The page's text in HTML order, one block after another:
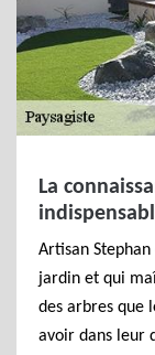
La
Artisan
jardin et qui
des arbres que
avoir dans leur